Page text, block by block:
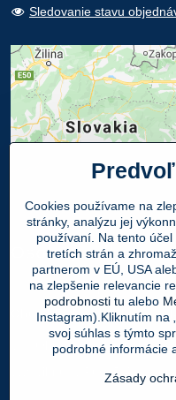
Sledovanie stavu
Osobný odber
Navštívte našu predajňu -
Obuv LEON, Mlynská 21,
Váš Objednaný tovar si
vyzdvihnúť v PO - PIA 9:00
Cookies používame na
stránky, analýzu jej
používaní. Na tento
tretích strán a
partnerom v EÚ, USA
na zlepšenie relevancie
podrobnosti tu alebo
Instagram).Kliknutím na
svoj súhlas s týmto
podrobné informácie
Zásady